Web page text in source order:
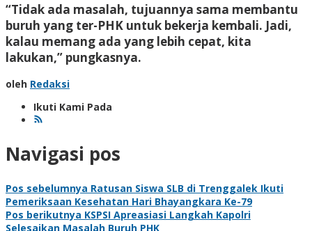
“Tidak ada masalah, tujuannya sama membantu
buruh yang ter-PHK untuk bekerja kembali. Jadi,
kalau memang ada yang lebih cepat, kita
lakukan,” pungkasnya.
oleh Redaksi
Ikuti Kami Pada
Navigasi pos
Pos sebelumnya Ratusan Siswa SLB di Trenggalek Ikuti
Pemeriksaan Kesehatan Hari Bhayangkara Ke-79
Pos berikutnya KSPSI Apreasiasi Langkah Kapolri
Selesaikan Masalah Buruh PHK